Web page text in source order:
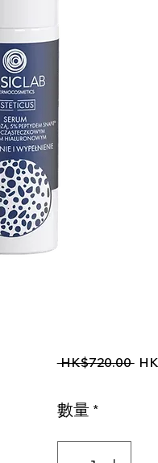
HK$720.00 一
數量 *